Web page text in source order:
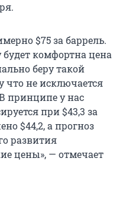
$75 за баррель.
комфортна цена
беру такой
что не исключается
принципе у нас
при $43,3 за
$44,2, а прогноз
развития
цены», — отмечает